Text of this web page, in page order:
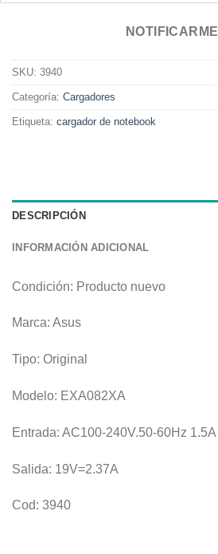
NOTIFICARME
SKU: 3940
Categoría: Cargadores
Etiqueta: cargador de notebook
DESCRIPCIÓN
INFORMACIÓN ADICIONAL
Condición: Producto nuevo
Marca: Asus
Tipo: Original
Modelo: EXA082XA
Entrada: AC100-240V.50-60Hz 1.5A
Salida: 19V=2.37A
Cod: 3940